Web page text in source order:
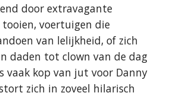
door extravagante
voertuigen die
van lelijkheid, of zich
daden tot clown van de dag
vaak kop van jut voor Danny
zich in zoveel hilarisch